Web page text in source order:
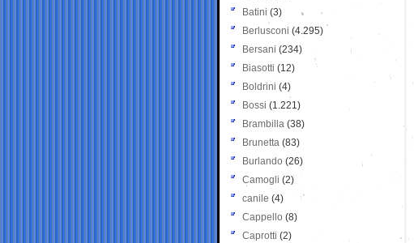
Batini (3)
Berlusconi (4.295)
Bersani (234)
Biasotti (12)
Boldrini (4)
Bossi (1.221)
Brambilla (38)
Brunetta (83)
Burlando (26)
Camogli (2)
canile (4)
Cappello (8)
Caprotti (2)